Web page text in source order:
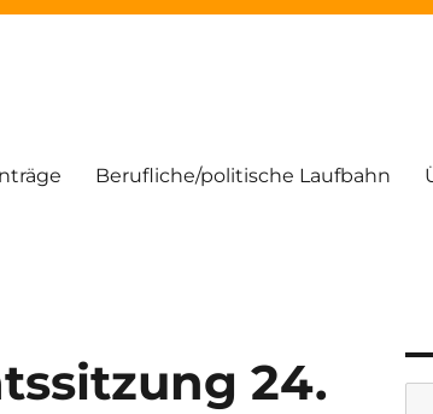
Berufliche/politische Laufbahn
24.